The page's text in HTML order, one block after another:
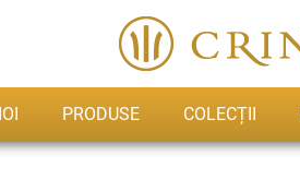
PRODUSE COLECȚII